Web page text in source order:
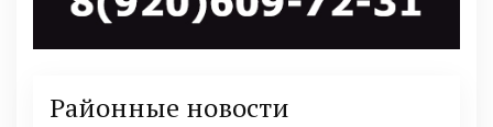
Районные новости